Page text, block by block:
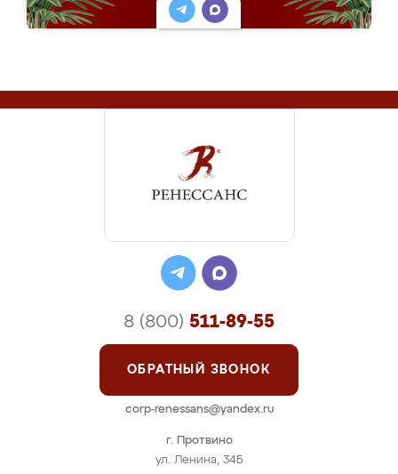
г. Протвино
ул. Ленина, 34Б
8 (800) 511-89-55
ОБРАТНЫЙ ЗВОНОК
corp-renessans@yandex.ru